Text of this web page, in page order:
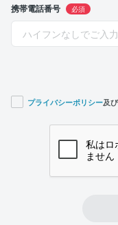
携帯電話番号 必須
プライバシーポリシー及び